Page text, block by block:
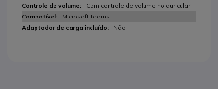
Com controle de volume no auricular
Microsoft Teams
Não